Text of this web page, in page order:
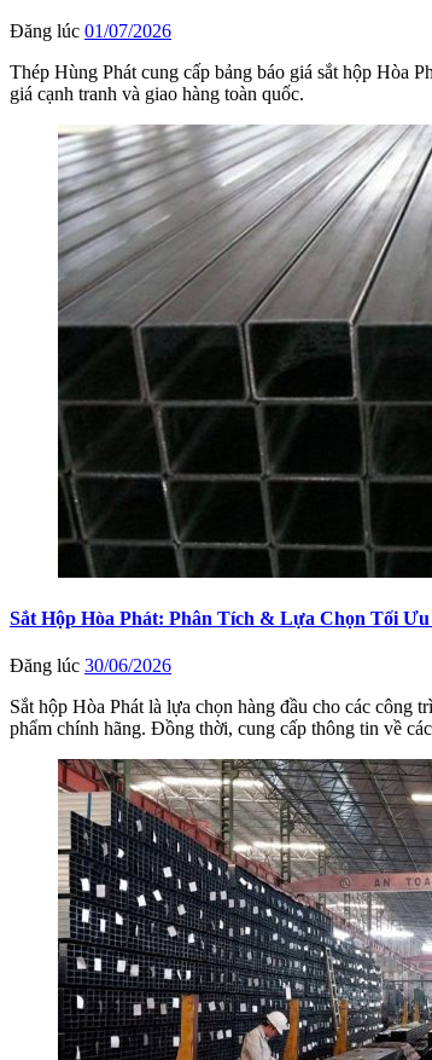
Đăng lúc 01/07/2026
Thép Hùng Phát cung cấp bảng báo giá sắt hộp Hòa
giá cạnh tranh và giao hàng toàn quốc.
Sắt Hộp Hòa Phát: Phân Tích & Lựa Chọn Tối
Đăng lúc 30/06/2026
Sắt hộp Hòa Phát là lựa chọn hàng đầu cho các công
phẩm chính hãng. Đồng thời, cung cấp thông tin về